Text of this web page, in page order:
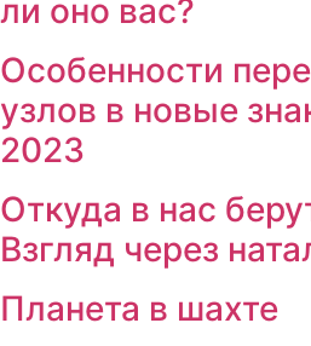
ли оно вас?
Особенности
узлов в новые
2023
Откуда в нас
Взгляд через
Планета в шахте